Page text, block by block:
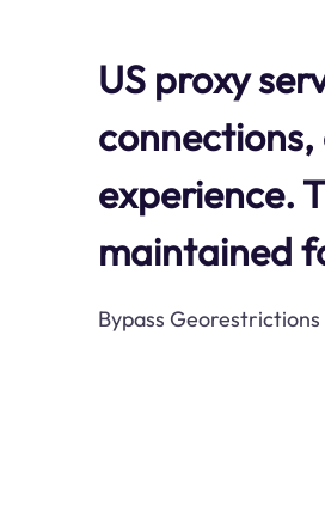
US proxy
experience.
maintained
Bypass Georestrictions